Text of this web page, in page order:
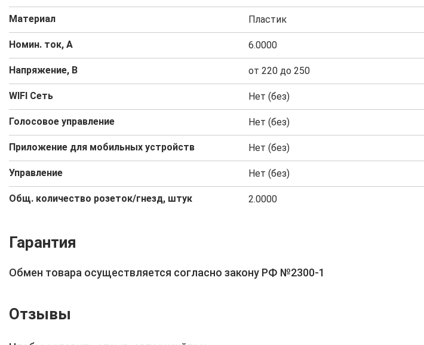
Материал Пластик
Номин. ток, А 6.0000
Напряжение, В от 220 до 250
WIFI Сеть Нет (без)
Голосовое управление Нет (без)
Приложение для мобильных устройств Нет (без)
Управление Нет (без)
Общ. количество розеток/гнезд, штук 2.0000
Гарантия
Обмен товара осуществляется согласно закону РФ №2300-1
Отзывы